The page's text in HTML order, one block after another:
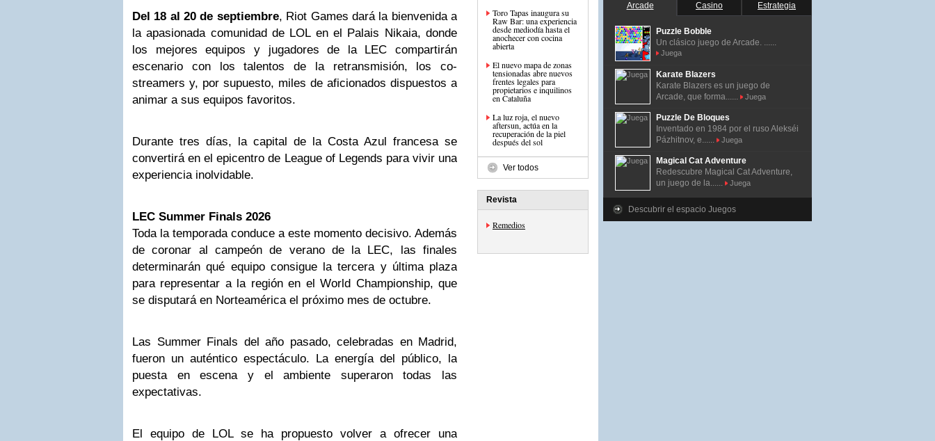
Del 18 al 20 de septiembre, Riot Games dará la bienvenida a
la apasionada comunidad de LOL en el Palais Nikaia, donde
los mejores equipos y jugadores de la LEC compartirán
escenario con los talentos de la retransmisión, los co-
streamers y, por supuesto, miles de aficionados dispuestos a
animar a sus equipos favoritos.
Durante tres días, la capital de la Costa Azul francesa se
convertirá en el epicentro de League of Legends para vivir una
experiencia inolvidable.
LEC Summer Finals 2026
Toda la temporada conduce a este momento decisivo. Además
de coronar al campeón de verano de la LEC, las finales
determinarán qué equipo consigue la tercera y última plaza
para representar a la región en el World Championship, que
se disputará en Norteamérica el próximo mes de octubre.
Las Summer Finals del año pasado, celebradas en Madrid,
fueron un auténtico espectáculo. La energía del público, la
puesta en escena y el ambiente superaron todas las
expectativas.
El equipo de LOL se ha propuesto volver a ofrecer una
Toro Tapas inaugura su
Raw Bar: una experiencia
desde mediodía hasta el
anochecer con cocina
abierta
El nuevo mapa de zonas
tensionadas abre nuevos
frentes legales para
propietarios e inquilinos
en Cataluña
La luz roja, el nuevo
aftersun, actúa en la
recuperación de la piel
después del sol
Ver todos
Revista
Remedios
Arcade Casino Estrategia
Puzzle Bobble
Un clásico juego de Arcade. ......
Juega
Karate Blazers
Karate Blazers es un juego de
Arcade, que forma......
Juega
Puzzle De Bloques
Inventado en 1984 por el ruso Alekséi
Pázhitnov, e......
Juega
Magical Cat Adventure
Redescubre Magical Cat Adventure,
un juego de la......
Juega
Descubrir el espacio Juegos